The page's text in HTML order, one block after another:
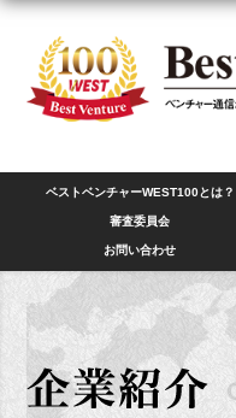
ベストベンチャーWEST100とは？
審査委員会
お問い合わせ